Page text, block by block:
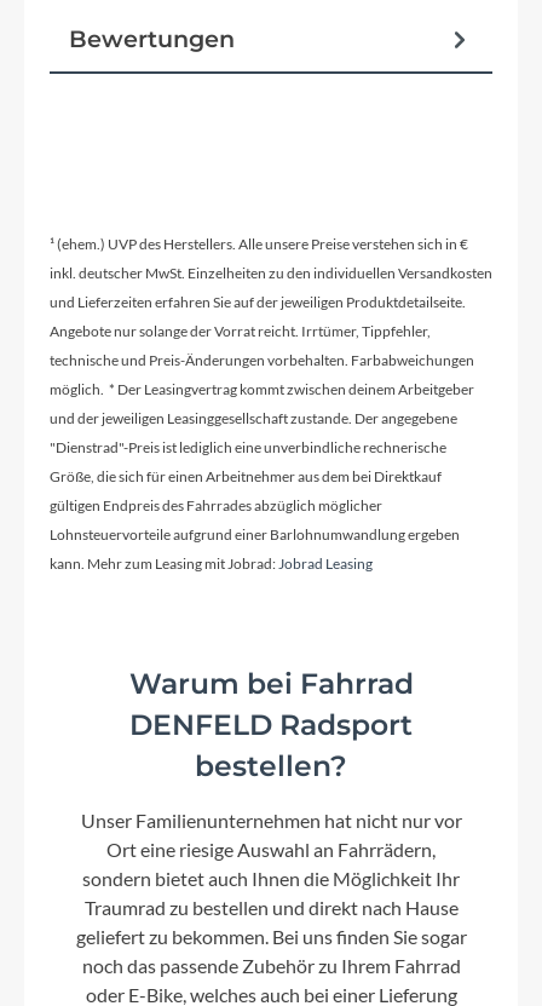
Bewertungen
¹ (ehem.) UVP des Herstellers. Alle unsere Preise verstehen sich in €
inkl. deutscher MwSt. Einzelheiten zu den individuellen Versandkosten
und Lieferzeiten erfahren Sie auf der jeweiligen Produktdetailseite.
Angebote nur solange der Vorrat reicht. Irrtümer, Tippfehler,
technische und Preis-Änderungen vorbehalten. Farbabweichungen
möglich. * Der Leasingvertrag kommt zwischen deinem Arbeitgeber
und der jeweiligen Leasinggesellschaft zustande. Der angegebene
"Dienstrad"-Preis ist lediglich eine unverbindliche rechnerische
Größe, die sich für einen Arbeitnehmer aus dem bei Direktkauf
gültigen Endpreis des Fahrrades abzüglich möglicher
Lohnsteuervorteile aufgrund einer Barlohnumwandlung ergeben
kann. Mehr zum Leasing mit Jobrad:Jobrad Leasing
Warum bei Fahrrad
DENFELD Radsport
bestellen?
Unser Familienunternehmen hat nicht nur vor
Ort eine riesige Auswahl an Fahrrädern,
sondern bietet auch Ihnen die Möglichkeit Ihr
Traumrad zu bestellen und direkt nach Hause
geliefert zu bekommen. Bei uns finden Sie sogar
noch das passende Zubehör zu Ihrem Fahrrad
oder E-Bike, welches auch bei einer Lieferung